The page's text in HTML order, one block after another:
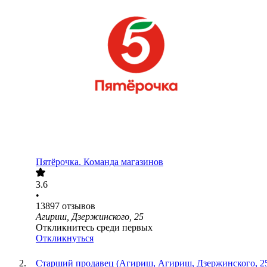
Пятёрочка. Команда магазинов
3.6
•
13897 отзывов
Агириш, Дзержинского, 25
Откликнитесь среди первых
Откликнуться
Старший продавец (Агириш, Агириш, Дзержинского,